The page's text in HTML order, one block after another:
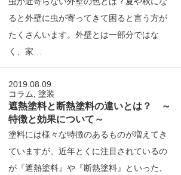
ると外壁に虫が寄ってきて困ると言う方が
たくさんいます。外壁とは一部分ではな
く、家…
2019.08.09
コラム
,塗装
遮熱塗料と断熱塗料の違いとは？ ～
特徴と効果について～
塗料には様々な特徴のあるものが増えてき
ていますが、近年とくに注目されているの
が『遮熱塗料』や『断熱塗料』といった、